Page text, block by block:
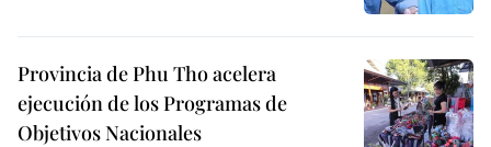
Provincia de Phu Tho acelera
ejecución de los Programas de
Objetivos Nacionales